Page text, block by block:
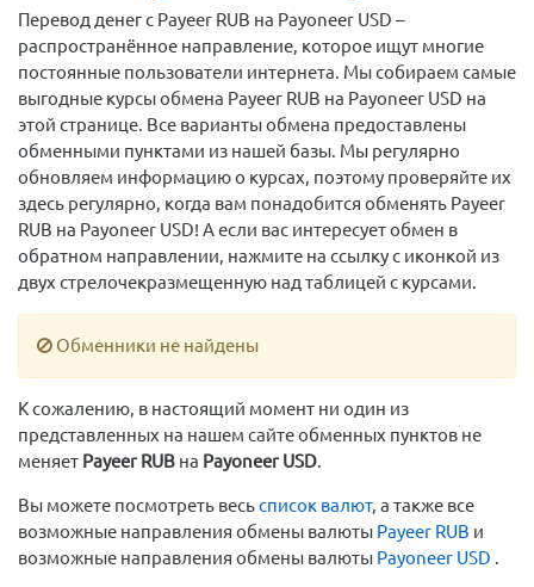
Перевод денег с Payeer RUB на Payoneer USD –
распространённое направление, которое ищут многие
постоянные пользователи интернета. Мы собираем самые
выгодные курсы обмена Payeer RUB на Payoneer USD на
этой странице. Все варианты обмена предоставлены
обменными пунктами из нашей базы. Мы регулярно
обновляем информацию о курсах, поэтому проверяйте их
здесь регулярно, когда вам понадобится обменять Payeer
RUB на Payoneer USD! А если вас интересует обмен в
обратном направлении, нажмите на ссылку с иконкой из
двух стрелочекразмещенную над таблицей с курсами.
Обменники не найдены
К сожалению, в настоящий момент ни один из
представленных на нашем сайте обменных пунктов не
меняет Payeer RUB на Payoneer USD.
Вы можете посмотреть весьсписок валют, а также все
возможные направления обмены валюты Payeer RUB и
возможные направления обмены валюты Payoneer USD .